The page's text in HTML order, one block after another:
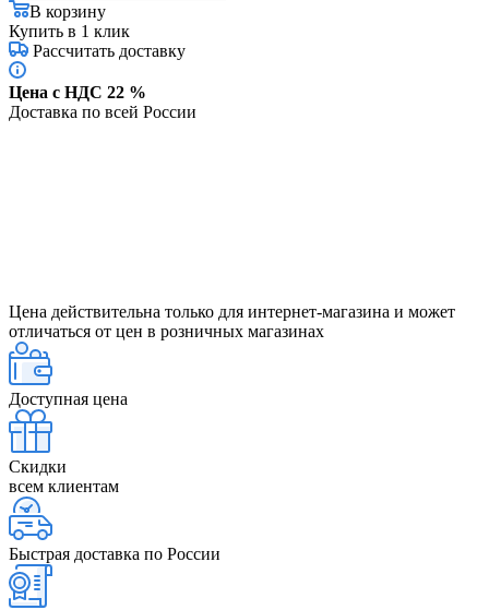
В корзину
Купить в 1 клик
Рассчитать доставку
Цена с НДС 22 %
Доставка по всей России
Цена действительна только для интернет-магазина и может
отличаться от цен в розничных магазинах
Доступная цена
Скидки
всем клиентам
Быстрая доставка по России